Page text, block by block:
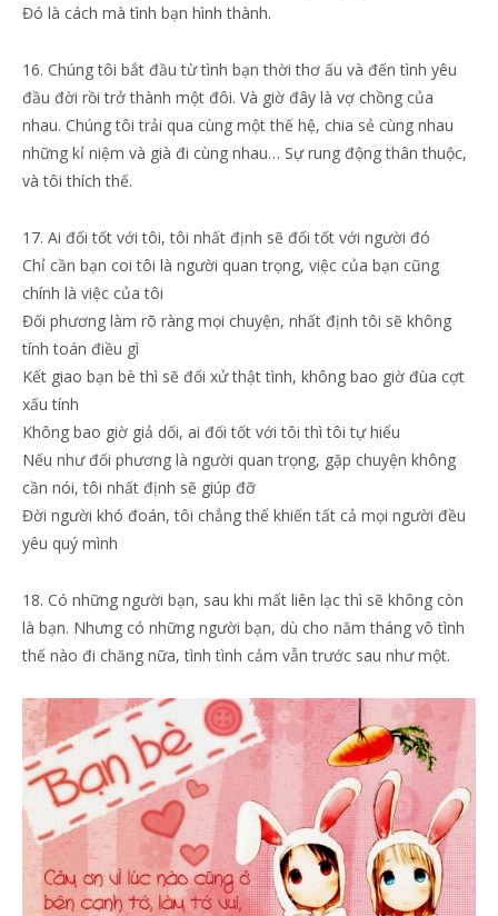
Đó là cách mà tình bạn hình thành.
16. Chúng tôi bắt đầu từ tình bạn thời thơ ấu và đến tình yêu
đầu đời rồi trở thành một đôi. Và giờ đây là vợ chồng của
nhau. Chúng tôi trải qua cùng một thế hệ, chia sẻ cùng nhau
những kỉ niệm và già đi cùng nhau… Sự rung động thân thuộc,
và tôi thích thế.
17. Ai đối tốt với tôi, tôi nhất định sẽ đối tốt với người đó
Chỉ cần bạn coi tôi là người quan trọng, việc của bạn cũng
chính là việc của tôi
Đối phương làm rõ ràng mọi chuyện, nhất định tôi sẽ không
tính toán điều gì
Kết giao bạn bè thì sẽ đối xử thật tình, không bao giờ đùa cợt
xấu tính
Không bao giờ giả dối, ai đối tốt với tôi thì tôi tự hiểu
Nếu như đối phương là người quan trọng, gặp chuyện không
cần nói, tôi nhất định sẽ giúp đỡ
Đời người khó đoán, tôi chẳng thể khiến tất cả mọi người đều
yêu quý mình
18. Có những người bạn, sau khi mất liên lạc thì sẽ không còn
là bạn. Nhưng có những người bạn, dù cho năm tháng vô tình
thế nào đi chăng nữa, tình tình cảm vẫn trước sau như một.